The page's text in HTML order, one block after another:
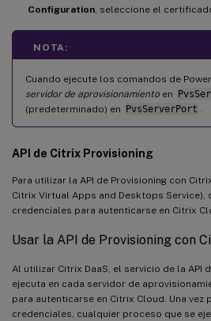
Configuration , seleccione el
NOTA:
Cuando ejecute los comandos de
servidor de aprovisionamiento en
(predeterminado) en PvsServerPort
API de Citrix Provisioning
Para utilizar la API de Provisioning con
Citrix Virtual Apps and Desktops
credenciales para autenticarse en Citrix
Usar la API de Provisioning con
Al utilizar Citrix DaaS, el servicio de la API
ejecuta en cada servidor de
para autenticarse en Citrix Cloud. Una
credenciales, cualquier proceso que se